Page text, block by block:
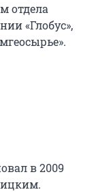
отдела
«Глобус»,
в 2009